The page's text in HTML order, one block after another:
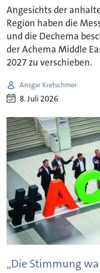
Angesichts der
Region haben die
und die Dechema
der Achema Middle
2027 zu verschieben.
Ansgar Kretschmer
8. Juli 2026
„Die Stimmung